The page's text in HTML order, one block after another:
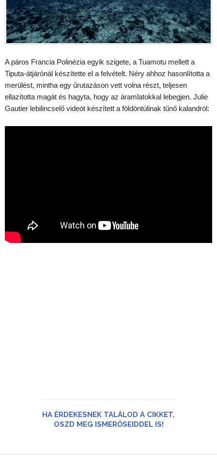
A páros Francia Polinézia egyik szigete, a Tuamotu mellett a
Tiputa-átjárónál készítette el a felvételt. Néry ahhoz hasonlította a
merülést, mintha egy űrutazáson vett volna részt, teljesen
ellazította magát és hagyta, hogy az áramlatokkal lebegjen. Julie
Gautier lebilincselő videót készített a földöntúlinak tűnő kalandról:
HA ÉRDEKESNEK TALÁLOD A CIKKET,
OSZD MEG ISMERŐSEIDDEL IS!